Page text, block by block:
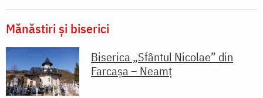
Mănăstiri și biserici
Biserica „Sfântul Nicolae” din
Farcașa – Neamț